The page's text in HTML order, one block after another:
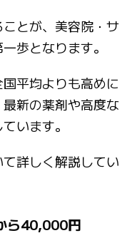
とが、美容院・サ
歩となります。
平均よりも高めに
新の薬剤や高度な
います。
詳しく解説してい
ら40,000円